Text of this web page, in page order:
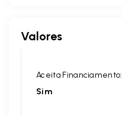
Valores
Aceita Financiamento:
Sim